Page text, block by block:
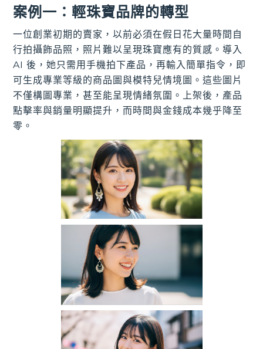
案例一：輕珠寶品牌的轉型
一位創業初期的賣家，以前必須在假日花大量時間自
行拍攝飾品照，照片難以呈現珠寶應有的質感。導入
AI 後，她只需用手機拍下產品，再輸入簡單指令，即
可生成專業等級的商品圖與模特兒情境圖。這些圖片
不僅構圖專業，甚至能呈現情緒氛圍。上架後，產品
點擊率與銷量明顯提升，而時間與金錢成本幾乎降至
零。